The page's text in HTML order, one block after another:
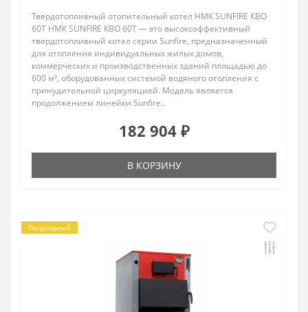
Твердотопливный отопительный котел НМК SUNFIRE КВО
60Т НМК SUNFIRE КВО 60Т — это высокоэффективный
твердотопливный котел серии Sunfire, предназначенный
для отопления индивидуальных жилых домов,
коммерческих и производственных зданий площадью до
600 м², оборудованных системой водяного отопления с
принудительной циркуляцией. Модель является
продолжением линейки Sunfire..
182 904 ₽
В КОРЗИНУ
Популярный